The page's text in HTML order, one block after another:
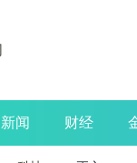
新闻 财经